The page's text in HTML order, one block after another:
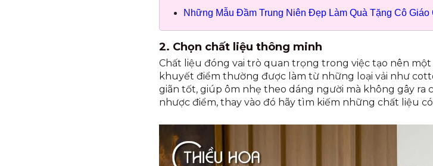
Những Mẫu Đầm Trung Niên Đẹp Làm Quà Tặng Cô Giáo
2. Chọn chất liệu thông minh
Chất liệu đóng vai trò quan trọng trong việc tạo nên một
khuyết điểm thường được làm từ những loại vải như
giãn tốt, giúp ôm nhẹ theo dáng người mà không gây ra
nhược điểm, thay vào đó hãy tìm kiếm những chất liệu